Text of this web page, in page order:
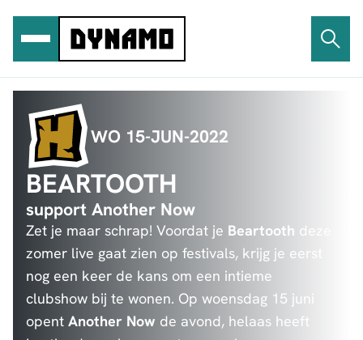
inhoud
WO 15-JUN-2022
BEARTOOTH
support Another Now
Zet je maar schrap! Voordat je Beartooth deze
zomer live gaat zien op festivals, krijg je eerst
nog een keer de kans om een intieme
clubshow bij te wonen. Op woensdag 15 juni
opent Another Now de avond, helaas heeft